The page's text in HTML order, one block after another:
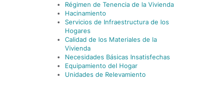
Régimen de Tenencia de la Vivienda
Hacinamiento
Servicios de Infraestructura de los
Hogares
Calidad de los Materiales de la
Vivienda
Necesidades Básicas Insatisfechas
Equipamiento del Hogar
Unidades de Relevamiento